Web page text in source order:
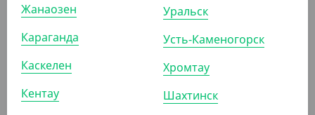
1 085₸1 175
Бумажная крышка для супниц EcoSoup 500 мл, d 97
мм, белая, Verde Vita
Жанаозен
Караганда
Каскелен
Кентау
Уральск
Усть-Каменогорск
Хромтау
Шахтинск